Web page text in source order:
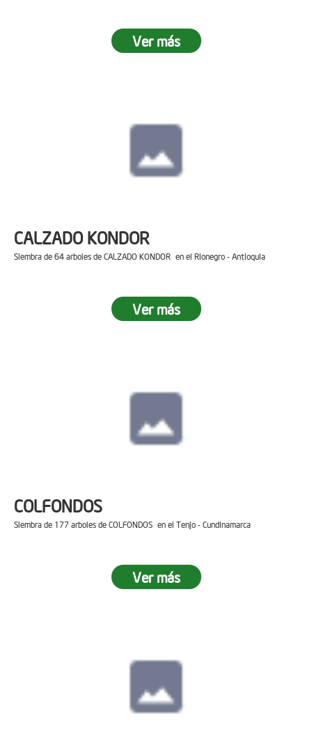
Ver más
CALZADO KONDOR
Siembra de 64 arboles de CALZADO KONDOR en el Rionegro - Antioquia
Ver más
COLFONDOS
Siembra de 177 arboles de COLFONDOS en el Tenjo - Cundinamarca
Ver más